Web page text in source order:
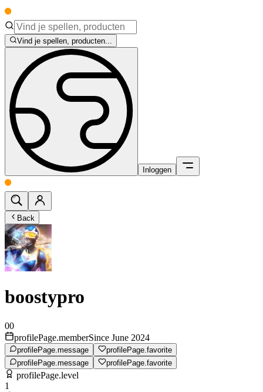
Vind je spellen, producten...
Inloggen
Back
boostypro
00
profilePage.memberSince June 2024
profilePage.message
profilePage.favorite
profilePage.message
profilePage.favorite
profilePage.level
1